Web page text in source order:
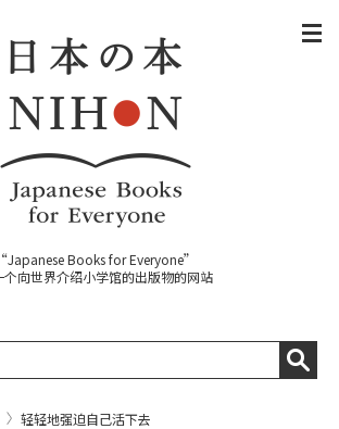
“Japanese Books for Everyone”
个向世界介绍小学馆的出版物的网站
轻轻地强迫自己活下去